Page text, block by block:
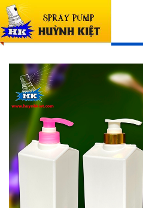
SẢN PHẨM
Trang chủ SẢN PHẨM